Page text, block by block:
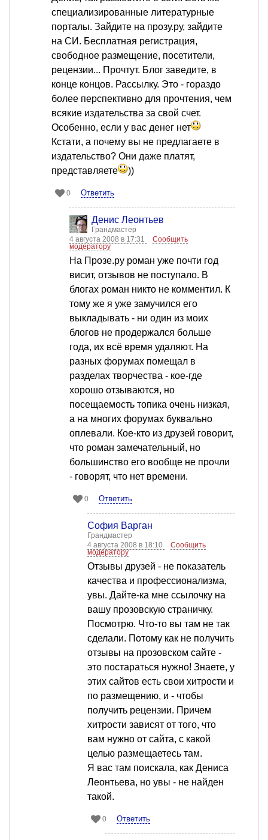
специализированные литературные
порталы. Зайдите на прозу.ру, зайдите
на СИ. Бесплатная регистрация,
свободное размещение, посетители,
рецензии... Прочтут. Блог заведите, в
конце концов. Рассылку. Это - гораздо
более перспективно для прочтения, чем
всякие издательства за свой счет.
Особенно, если у вас денег нет
Кстати, а почему вы не предлагаете в
издательство? Они даже платят,
представляете
))
0 Ответить
Денис Леонтьев
Грандмастер
4 августа 2008 в 17:31
Сообщить
модератору
На Прозе.ру роман уже почти год
висит, отзывов не поступало. В
блогах роман никто не комментил. К
тому же я уже замучился его
выкладывать - ни один из моих
блогов не продержался больше
года, их всё время удаляют. На
разных форумах помещал в
разделах творчества - кое-где
хорошо отзываются, но
посещаемость топика очень низкая,
а на многих форумах буквально
оплевали. Кое-кто из друзей говорит,
что роман замечательный, но
большинство его вообще не прочли
- говорят, что нет времени.
0 Ответить
София Варган
Грандмастер
4 августа 2008 в 18:10
Сообщить
модератору
Отзывы друзей - не показатель
качества и профессионализма,
увы. Дайте-ка мне ссылочку на
вашу прозовскую страничку.
Посмотрю. Что-то вы там не так
сделали. Потому как не получить
отзывы на прозовском сайте -
это постараться нужно! Знаете, у
этих сайтов есть свои хитрости и
по размещению, и - чтобы
получить рецензии. Причем
хитрости зависят от того, что
вам нужно от сайта, с какой
целью размещаетесь там.
Я вас там поискала, как Дениса
Леонтьева, но увы - не найден
такой.
0 Ответить